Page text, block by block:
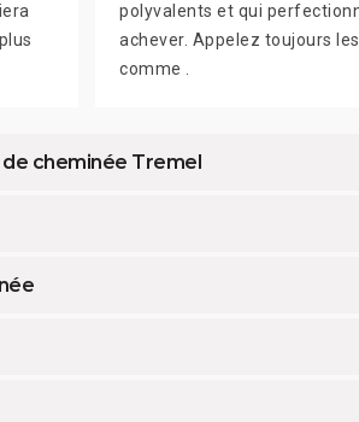
polyvalents et qui
achever. Appelez toujours
comme .
cheminée Tremel